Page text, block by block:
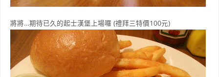
將將…期待已久的起士漢堡上場囉 (禮拜三特價100元)